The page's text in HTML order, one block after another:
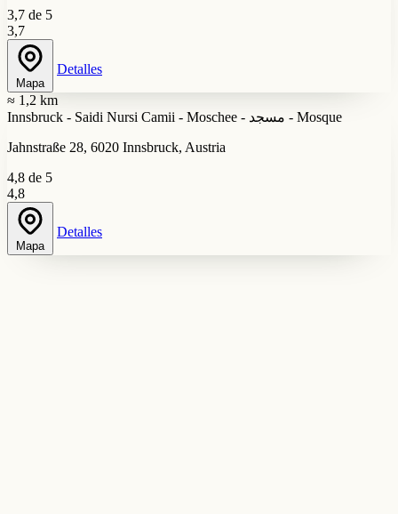
3,7 de 5
3,7
Mapa
Detalles
≈ 1,2 km
Innsbruck - Saidi Nursi Camii - Moschee - مسجد - Mosque
Jahnstraße 28, 6020 Innsbruck, Austria
4,8 de 5
4,8
Mapa
Detalles